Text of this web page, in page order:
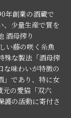
年創業の酒蔵で
、少量生産で質を
酒母搾り
い藤の咲く糸魚
殊な製法「酒母搾
な味わいが特徴の
」であり、特に女
元の愛猫「双六
護の活動に寄付さ